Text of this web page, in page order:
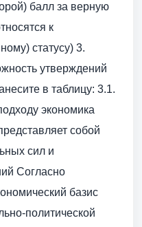
балл за верную
к
статусу) 3.
утверждений
в таблицу: 3.1.
экономика
собой
сил и
Согласно
базис
политической